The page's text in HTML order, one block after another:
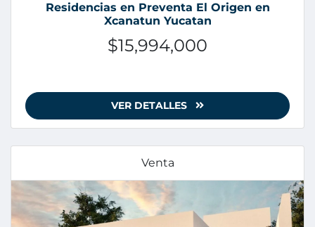
Residencias en Preventa El Origen en
Xcanatun Yucatan
$15,994,000
VER DETALLES
Venta